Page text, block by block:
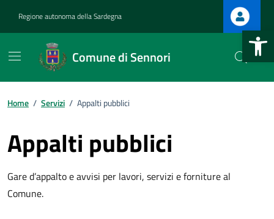
Apri la
Regione autonoma della Sardegna
Comune di Sennori
Home / Servizi / Appalti pubblici
Appalti pubblici
Gare d’appalto e avvisi per lavori, servizi e forniture al
Comune.